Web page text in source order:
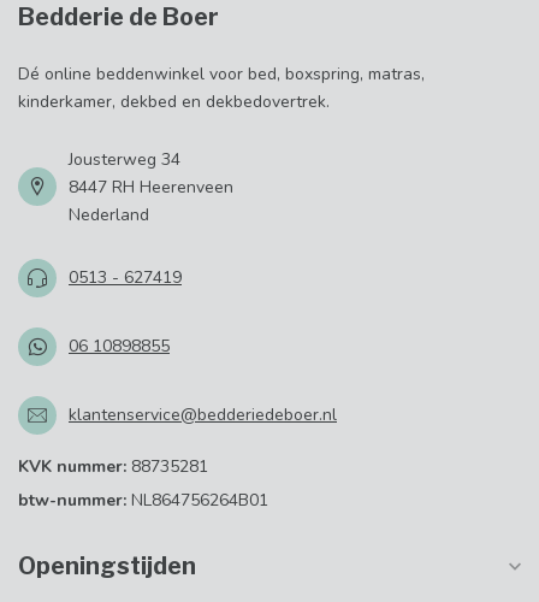
Bedderie de Boer
Dé online beddenwinkel voor bed, boxspring, matras,
kinderkamer, dekbed en dekbedovertrek.
Jousterweg 34
8447 RH Heerenveen
Nederland
0513 - 627419
06 10898855
klantenservice@bedderiedeboer.nl
KVK nummer: 88735281
btw-nummer: NL864756264B01
Openingstijden